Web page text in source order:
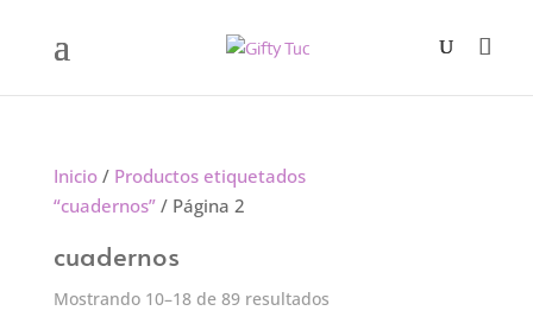
Inicio/ Productos etiquetados
“cuadernos”/ Página 2
cuadernos
Mostrando 10–18 de 89 resultadosOrdenado